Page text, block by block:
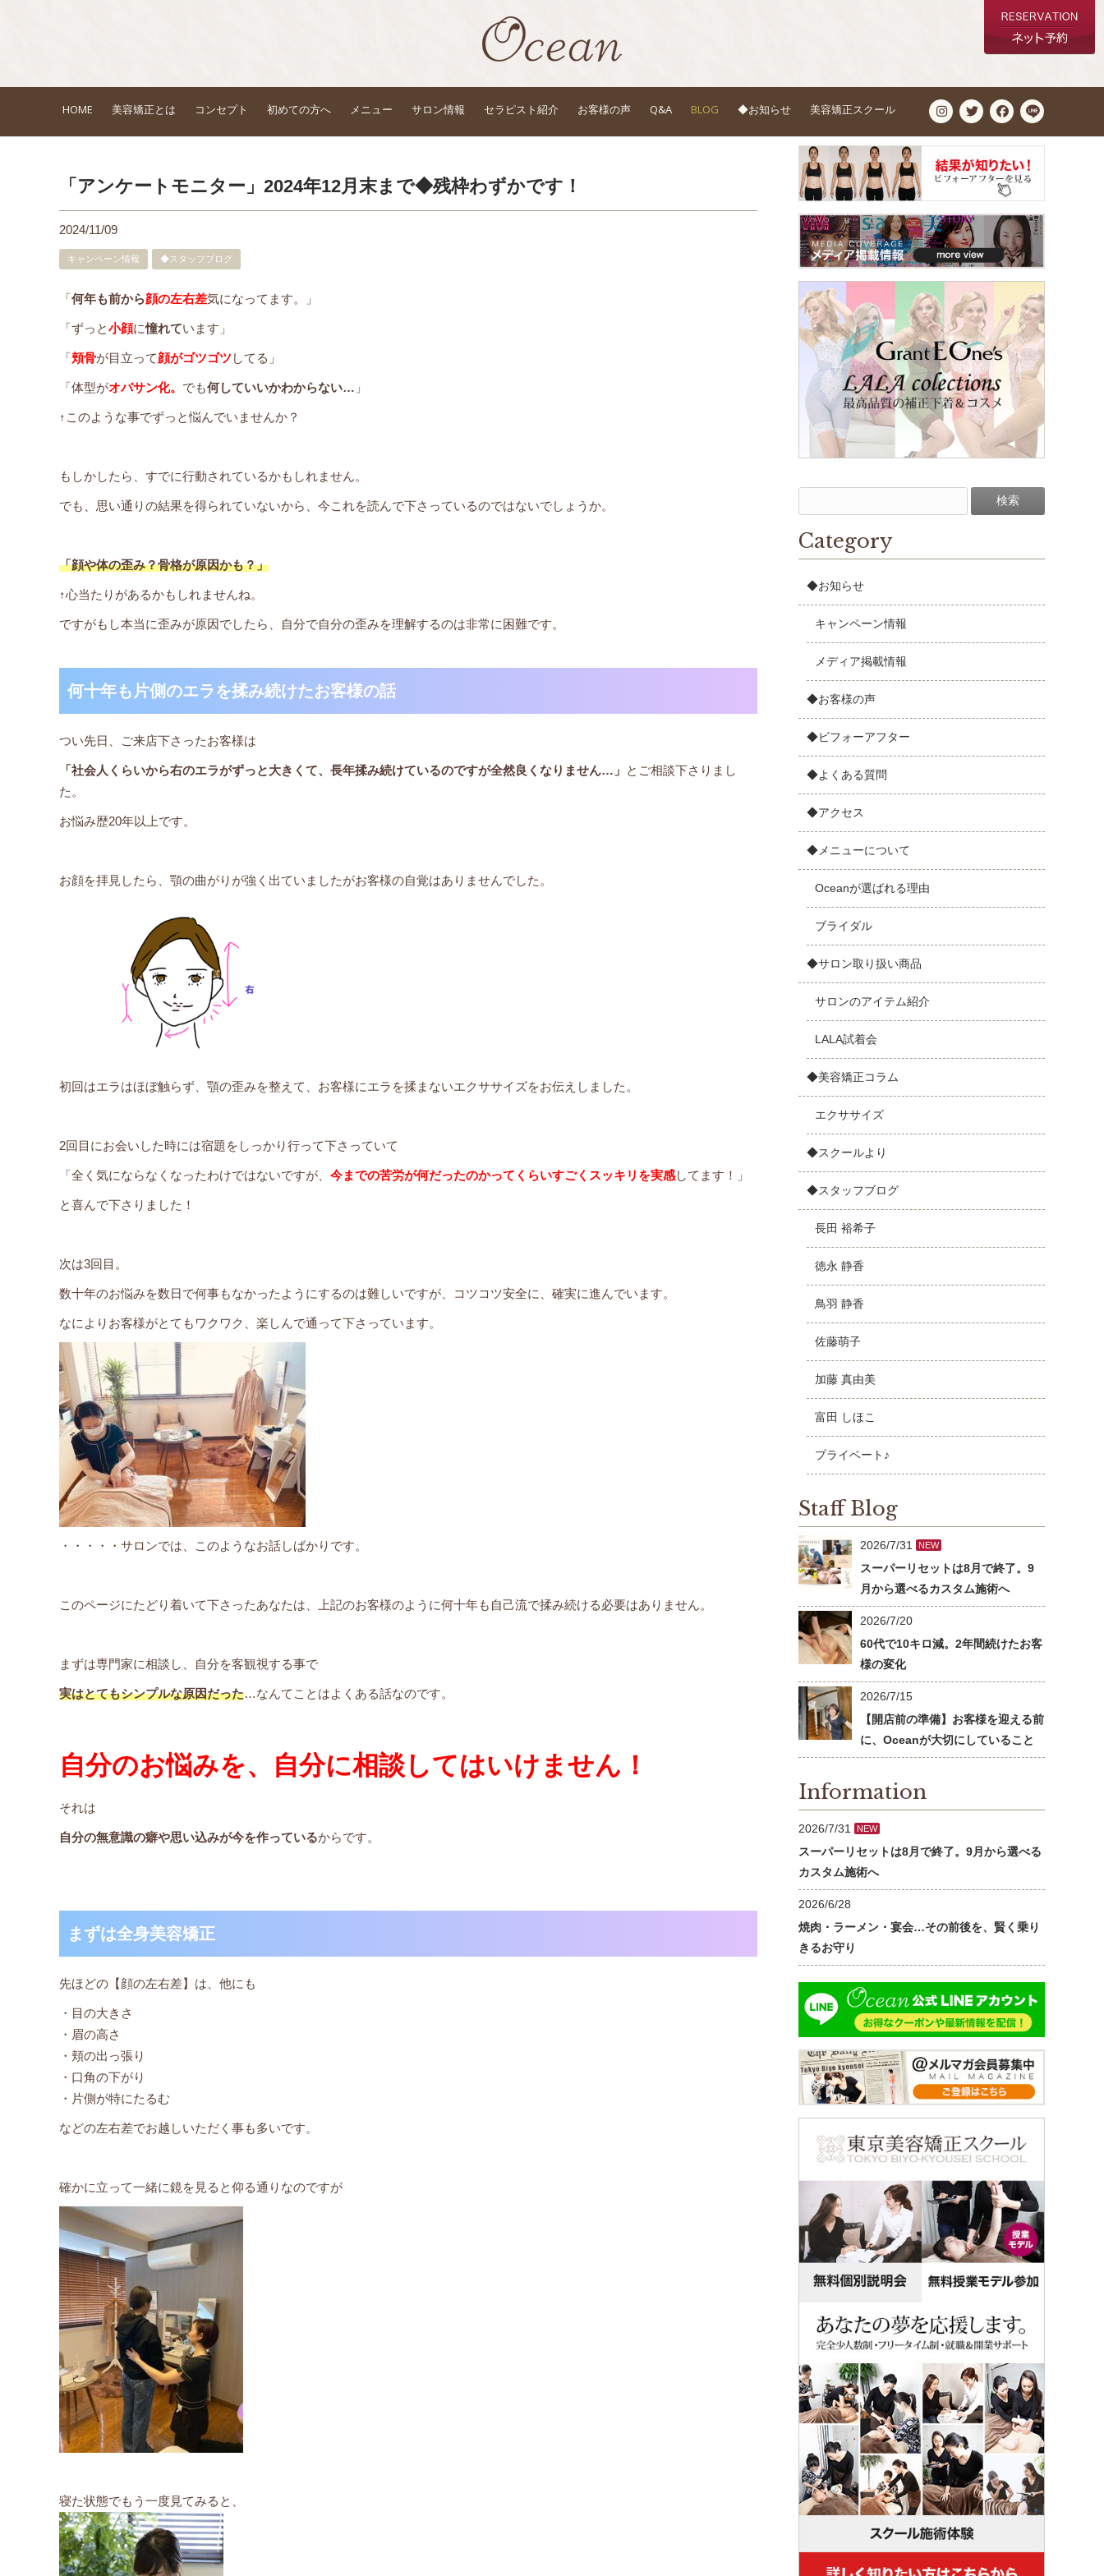
HOME 美容矯正とは コンセプト 初めての方へ メニュー サロン情報 セラピスト紹介 お客様の声 Q&A BLOG ◆お知らせ 美容矯正スクール
「アンケートモニター」2024年12月末まで◆残枠わずかです！
2024/11/09
キャンペーン情報 ◆スタッフブログ
「 何年も前から顔の左右差気になってます。」
「ずっと小顔に憧れています」
「 頬骨が目立って顔がゴツゴツ してる」
「体型がオバサン化。 でも何していいかわからない… 」
↑このような事でずっと悩んでいませんか？
もしかしたら、すでに行動されているかもしれません。
でも、思い通りの結果を得られていないから、今これを読んで下さっているのではないでしょうか。
「顔や体の歪み？骨格が原因かも？」
↑心当たりがあるかもしれませんね。
ですがもし本当に歪みが原因でしたら、自分で自分の歪みを理解するのは非常に困難です。
何十年も片側のエラを揉み続けたお客様の話
つい先日、ご来店下さったお客様は
「社会人くらいから右のエラがずっと大きくて、長年揉み続けているのですが全然良くなりません…」
とご相談下さりまし
た。
お悩み歴20年以上です。
お顔を拝見したら、顎の曲がりが強く出ていましたがお客様の自覚はありませんでした。
初回はエラはほぼ触らず、顎の歪みを整えて、お客様にエラを揉まないエクササイズをお伝えしました。
2回目にお会いした時には宿題をしっかり行って下さっていて
「全く気にならなくなったわけではないですが、 今までの苦労が何だったのかってくらいすごくスッキリを実感してます！」
と喜んで下さりました！
次は3回目。
数十年のお悩みを数日で何事もなかったようにするのは難しいですが、コツコツ安全に、確実に進んでいます。
なによりお客様がとてもワクワク、楽しんで通って下さっています。
・・・・・サロンでは、このようなお話しばかりです。
このページにたどり着いて下さったあなたは、上記のお客様のように何十年も自己流で揉み続ける必要はありません。
まずは専門家に相談し、自分を客観視する事で
実はとてもシンプルな原因だった…なんてことはよくある話なのです。
自分のお悩みを、自分に相談してはいけません！
それは
自分の無意識の癖や思い込みが今を作っているからです。
まずは全身美容矯正
先ほどの【顔の左右差】は、他にも
・目の大きさ
・眉の高さ
・頬の出っ張り
・口角の下がり
・片側が特にたるむ
などの左右差でお越しいただく事も多いです。
確かに立って一緒に鏡を見ると仰る通りなのですが
寝た状態でもう一度見てみると、
Category
◆お知らせ
キャンペーン情報
メディア掲載情報
◆お客様の声
◆ビフォーアフター
◆よくある質問
◆アクセス
◆メニューについて
Oceanが選ばれる理由
ブライダル
◆サロン取り扱い商品
サロンのアイテム紹介
LALA試着会
◆美容矯正コラム
エクササイズ
◆スクールより
◆スタッフブログ
長田 裕希子
徳永 静香
鳥羽 静香
佐藤萌子
加藤 真由美
富田 しほこ
プライベート♪
Staff Blog
2026/7/31 NEW
スーパーリセットは8月で終了。9
月から選べるカスタム施術へ
2026/7/20
60代で10キロ減。2年間続けたお客
様の変化
2026/7/15
【開店前の準備】お客様を迎える前
に、Oceanが大切にしていること
Information
2026/7/31 NEW
スーパーリセットは8月で終了。9月から選べる
カスタム施術へ
2026/6/28
焼肉・ラーメン・宴会…その前後を、賢く乗り
きるお守り